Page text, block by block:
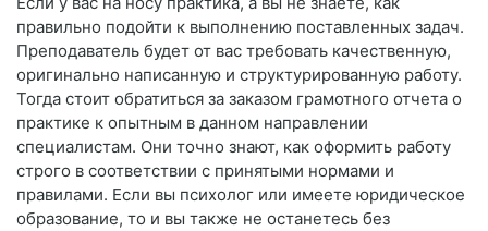
правильно подойти к выполнению поставленных задач.
Преподаватель будет от вас требовать качественную,
оригинально написанную и структурированную работу.
Тогда стоит обратиться за заказом грамотного отчета о
практике к опытным в данном направлении
специалистам. Они точно знают, как оформить работу
строго в соответствии с принятыми нормами и
правилами. Если вы психолог или имеете юридическое
образование, то и вы также не останетесь без